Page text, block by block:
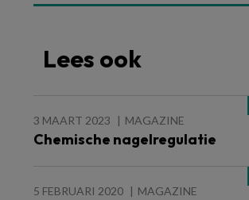
Lees ook
3 MAART 2023 MAGAZINE
Chemische nagelregulatie
5 FEBRUARI 2020 MAGAZINE